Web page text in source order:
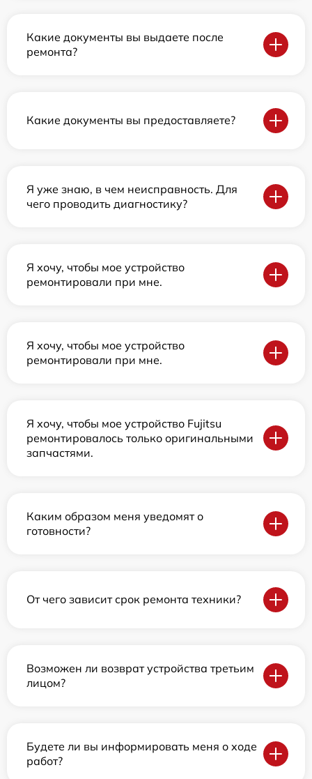
Какие документы вы выдаете после
ремонта?
Какие документы вы предоставляете?
Я уже знаю, в чем неисправность. Для
чего проводить диагностику?
Я хочу, чтобы мое устройство
ремонтировали при мне.
Я хочу, чтобы мое устройство
ремонтировали при мне.
Я хочу, чтобы мое устройство Fujitsu
ремонтировалось только оригинальными
запчастями.
Каким образом меня уведомят о
готовности?
От чего зависит срок ремонта техники?
Возможен ли возврат устройства третьим
лицом?
Будете ли вы информировать меня о ходе
работ?